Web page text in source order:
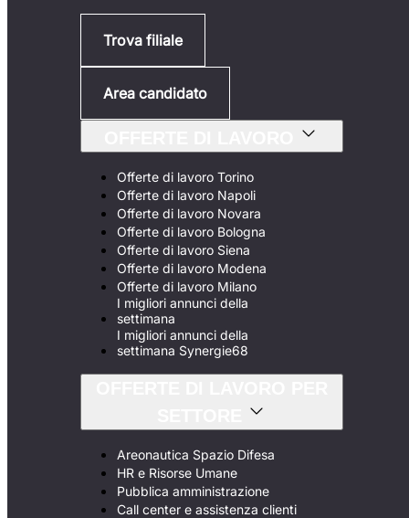
Trova filiale
Area candidato
Offerte di lavoro Torino
Offerte di lavoro Napoli
Offerte di lavoro Novara
Offerte di lavoro Bologna
Offerte di lavoro Siena
Offerte di lavoro Modena
Offerte di lavoro Milano
I migliori annunci della
settimana
I migliori annunci della
settimana Synergie68
Areonautica Spazio Difesa
HR e Risorse Umane
Pubblica amministrazione
Call center e assistenza clienti